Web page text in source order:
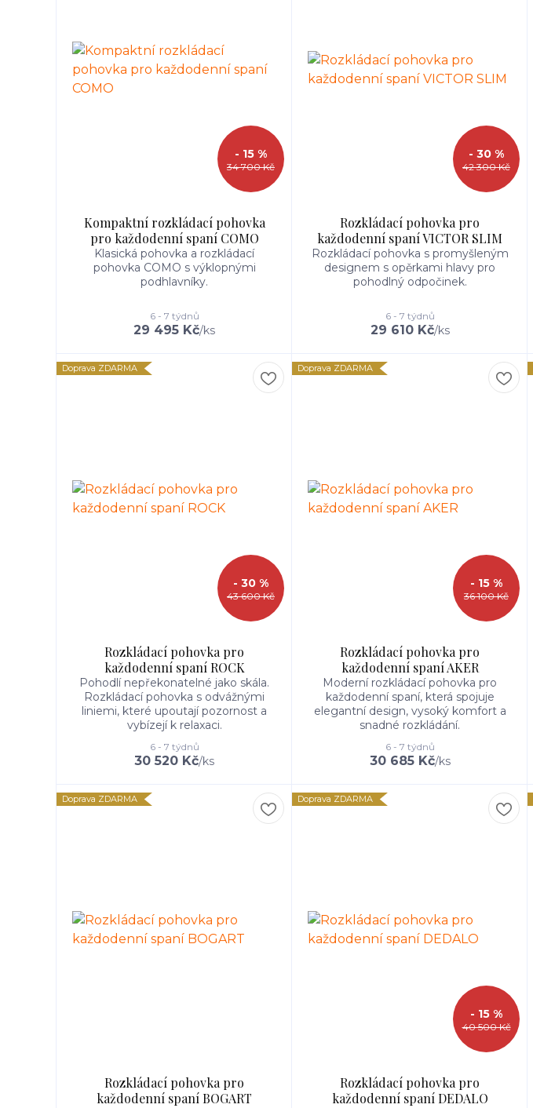
34 700 Kč
- 15 %
Kompaktní rozkládací pohovka
pro každodenní spaní COMO
Klasická pohovka a rozkládací
pohovka COMO s výklopnými
podhlavníky.
29 495 Kč/ks
6 - 7 týdnů
42 300 Kč
- 30 %
Rozkládací pohovka pro
každodenní spaní VICTOR SLIM
Rozkládací pohovka s promyšleným
designem s opěrkami hlavy pro
pohodlný odpočinek.
29 610 Kč/ks
6 - 7 týdnů
Doprava ZDARMA
43 600 Kč
- 30 %
Rozkládací pohovka pro
každodenní spaní ROCK
Pohodlí nepřekonatelné jako skála.
Rozkládací pohovka s odvážnými
liniemi, které upoutají pozornost a
vybízejí k relaxaci.
30 520 Kč/ks
6 - 7 týdnů
Doprava ZDARMA
36 100 Kč
- 15 %
Rozkládací pohovka pro
každodenní spaní AKER
Moderní rozkládací pohovka pro
každodenní spaní, která spojuje
elegantní design, vysoký komfort a
snadné rozkládání.
30 685 Kč/ks
6 - 7 týdnů
Doprava ZDARMA
Rozkládací pohovka pro
každodenní spaní BOGART
Doprava ZDARMA
40 500 Kč
- 15 %
Rozkládací pohovka pro
každodenní spaní DEDALO